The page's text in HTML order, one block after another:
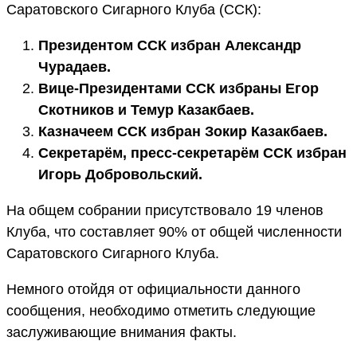
Саратовского Сигарного Клуба (ССК):
Президентом ССК избран Александр
Чурадаев.
Вице-Президентами ССК избраны Егор
Скотников и Темур Казакбаев.
Казначеем ССК избран Зокир Казакбаев.
Секретарём, пресс-секретарём ССК избран
Игорь Добровольский.
На общем собрании присутствовало 19 членов
Клуба, что составляет 90% от общей численности
Саратовского Сигарного Клуба.
Немного отойдя от официальности данного
сообщения, необходимо отметить следующие
заслуживающие внимания факты.